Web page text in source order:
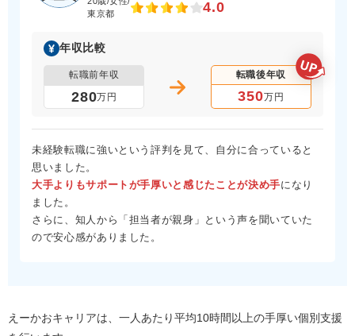
東京都
4.0
年収比較
転職前年収
280万円
転職後年収
350万円
未経験転職に強いという評判を見て、自分に合っていると
思いました。
大手よりもサポートが手厚いと感じたことが決め手になり
ました。
さらに、知人から「担当者が親身」という声を聞いていた
ので安心感がありました。
えーかおキャリアは、一人あたり平均10時間以上の手厚い個別支援